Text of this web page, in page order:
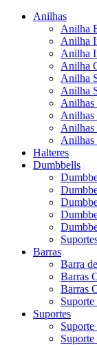
Anilhas
Anilha
Anilha
Anilha
Anilha
Anilha
Anilha
Anilhas
Anilhas
Anilhas
Anilhas
Halteres
Dumbbells
Barras
Barra
Barras
Barras
Suportes